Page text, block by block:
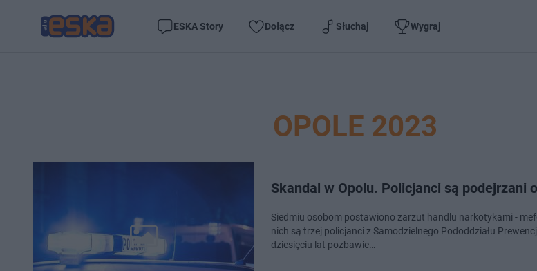
ESKA Story Dołącz Słuchaj Wygraj
OPOLE 2023
Skandal w Opolu. Policjanci są podejrzani
Siedmiu osobom postawiono zarzut handlu narkotykami -
nich są trzej policjanci z Samodzielnego Pododdziału
dziesięciu lat pozbawie…